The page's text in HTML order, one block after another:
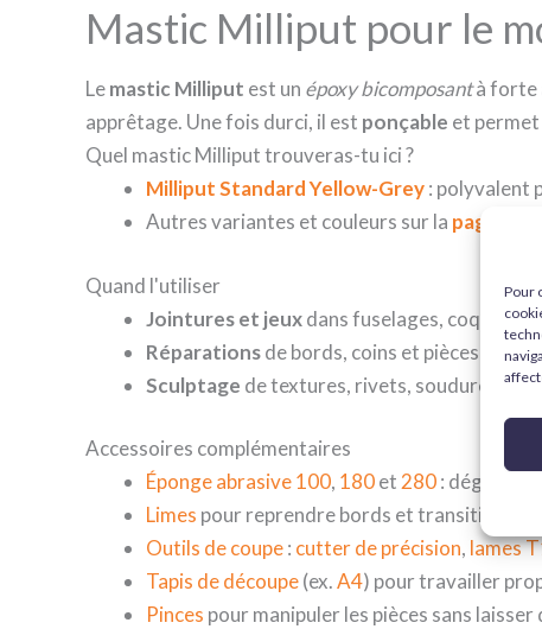
Pour
Mastic Milliput pour le
Lemastic Milliput est un époxy bicomposantà forte
apprêtage. Une fois durci, il est ponçable et
Quel mastic Milliput trouveras-tu ici ?
Milliput Standard Yellow-Grey: polyvalent
Autres variantes et couleurs sur la page de
Quand l'utiliser
Jointures et jeuxdans fuselages, coques,
Réparationsde bords, coins et pièces
Sculptage de textures, rivets, soudures et
Accessoires complémentaires
Éponge abrasive 100, 180et280:
Limes pour reprendre bords et transitions.
Outils de coupe: cutter de précision, lames
Tapis de découpe(ex.A4) pour travailler
Pinces pour manipuler les pièces sans laisser